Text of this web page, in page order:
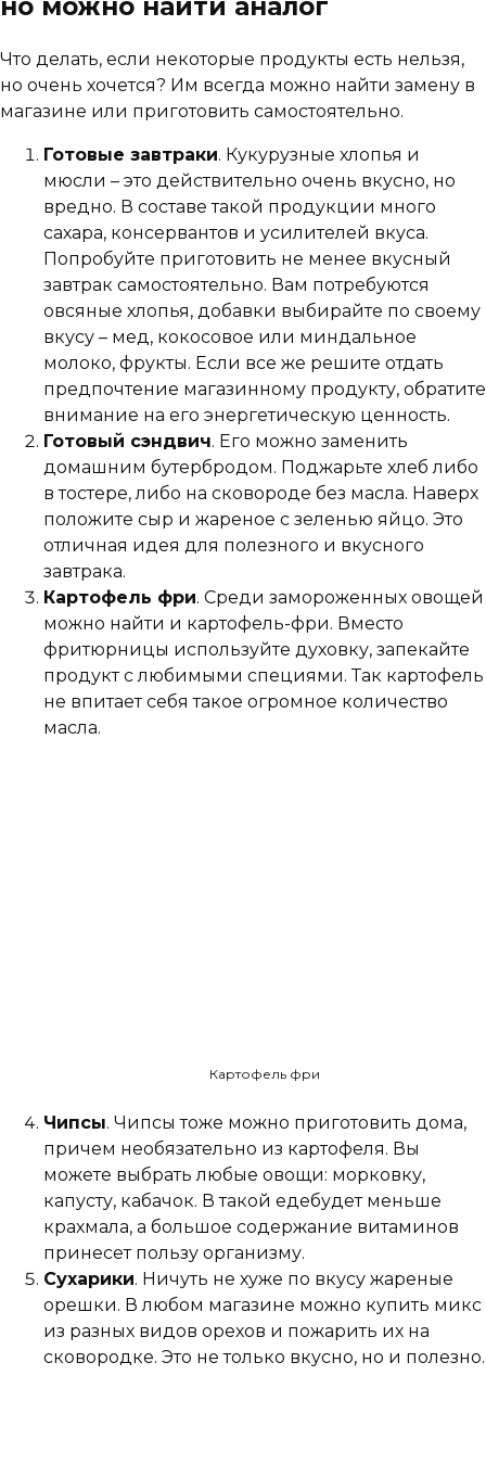
но можно найти аналог
Что делать, если некоторые продукты есть нельзя,
но очень хочется? Им всегда можно найти замену в
магазине или приготовить самостоятельно.
Готовые завтраки. Кукурузные хлопья и
мюсли – это действительно очень вкусно, но
вредно. В составе такой продукции много
сахара, консервантов и усилителей вкуса.
Попробуйте приготовить не менее вкусный
завтрак самостоятельно. Вам потребуются
овсяные хлопья, добавки выбирайте по своему
вкусу – мед, кокосовое или миндальное
молоко, фрукты. Если все же решите отдать
предпочтение магазинному продукту, обратите
внимание на его энергетическую ценность.
Готовый сэндвич. Его можно заменить
домашним бутербродом. Поджарьте хлеб либо
в тостере, либо на сковороде без масла. Наверх
положите сыр и жареное с зеленью яйцо. Это
отличная идея для полезного и вкусного
завтрака.
Картофель фри. Среди замороженных овощей
можно найти и картофель-фри. Вместо
фритюрницы используйте духовку, запекайте
продукт с любимыми специями. Так картофель
не впитает себя такое огромное количество
масла.
Картофель фри
Чипсы. Чипсы тоже можно приготовить дома,
причем необязательно из картофеля. Вы
можете выбрать любые овощи: морковку,
капусту, кабачок. В такой едебудет меньше
крахмала, а большое содержание витаминов
принесет пользу организму.
Сухарики. Ничуть не хуже по вкусу жареные
орешки. В любом магазине можно купить микс
из разных видов орехов и пожарить их на
сковородке. Это не только вкусно, но и полезно.